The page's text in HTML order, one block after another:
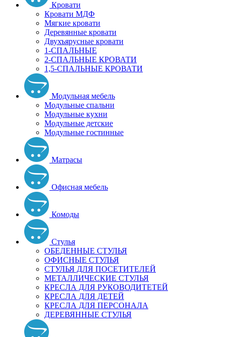
Кровати
Кровати МДФ
Мягкие кровати
Деревянные кровати
Двухъярусные кровати
1-СПАЛЬНЫЕ
2-СПАЛЬНЫЕ КРОВАТИ
1,5-СПАЛЬНЫЕ КРОВАТИ
Модульная мебель
Модульные спальни
Модульные кухни
Модульные детские
Модульные гостинные
Матрасы
Офисная мебель
Комоды
Стулья
ОБЕДЕННЫЕ СТУЛЬЯ
ОФИСНЫЕ СТУЛЬЯ
СТУЛЬЯ ДЛЯ ПОСЕТИТЕЛЕЙ
МЕТАЛЛИЧЕСКИЕ СТУЛЬЯ
КРЕСЛА ДЛЯ РУКОВОДИТЕТЕЙ
КРЕСЛА ДЛЯ ДЕТЕЙ
КРЕСЛА ДЛЯ ПЕРСОНАЛА
ДЕРЕВЯННЫЕ СТУЛЬЯ